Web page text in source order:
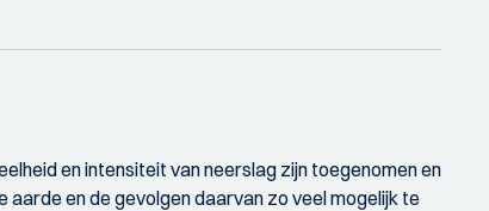
en intensiteit van neerslag zijn toegenomen en
aarde en de gevolgen daarvan zo veel mogelijk te